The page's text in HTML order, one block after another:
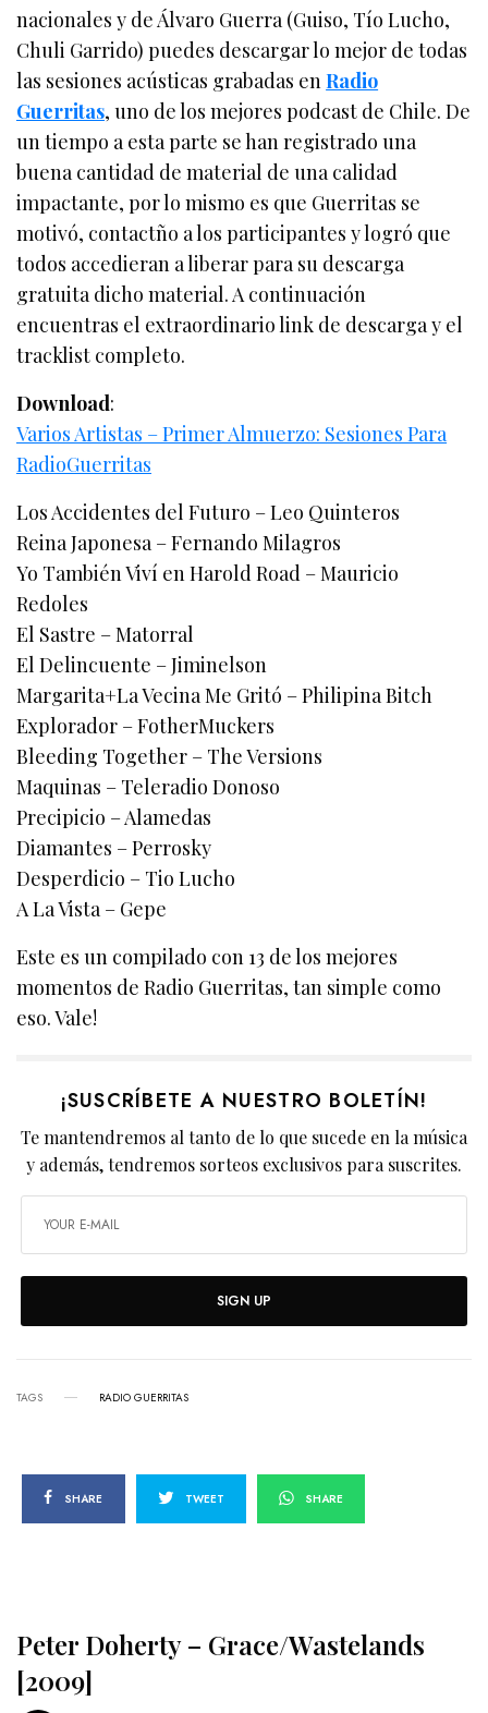
nacionales y de Álvaro Guerra (Guiso, Tío Lucho,
Chuli Garrido) puedes descargar lo mejor de todas
las sesiones acústicas grabadas enRadio
Guerritas, uno de los mejores podcast de Chile. De
un tiempo a esta parte se han registrado una
buena cantidad de material de una calidad
impactante, por lo mismo es que Guerritas se
motivó, contactño a los participantes y logró que
todos accedieran a liberar para su descarga
gratuita dicho material. A continuación
encuentras el extraordinario link de descarga y el
tracklist completo.
Download:
Varios Artistas – Primer Almuerzo: Sesiones Para
RadioGuerritas
Los Accidentes del Futuro – Leo Quinteros
Reina Japonesa – Fernando Milagros
Yo También Viví en Harold Road – Mauricio
Redoles
El Sastre – Matorral
El Delincuente – Jiminelson
Margarita+La Vecina Me Gritó – Philipina Bitch
Explorador – FotherMuckers
Bleeding Together – The Versions
Maquinas – Teleradio Donoso
Precipicio – Alamedas
Diamantes – Perrosky
Desperdicio – Tio Lucho
A La Vista – Gepe
Este es un compilado con 13 de los mejores
momentos de Radio Guerritas, tan simple como
eso. Vale!
¡SUSCRÍBETE A NUESTRO BOLETÍN!
Te mantendremos al tanto de lo que sucede en la música
y además, tendremos sorteos exclusivos para suscrites.
SIGN UP
TAGS RADIO GUERRITAS
SHARE TWEET SHARE
Peter Doherty – Grace/Wastelands
[2009]